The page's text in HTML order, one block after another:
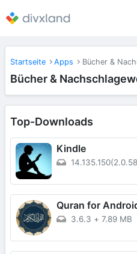
Startseite Apps Bücher &
Bücher &
Top-Downloads
Kindle
Quran for
3.6.3 + 7.89 MB